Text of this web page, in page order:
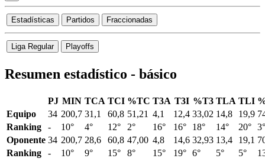
Estadísticas Partidos Fraccionadas
Liga Regular Playoffs
Resumen estadístico - básico
PJ MIN TCA TCI %TC T3A T3I %T3 TLA TLI
Equipo
34 200,7 31,1 60,8 51,21 4,1 12,4 33,02 14,8 19,9
Ranking
- 10° 4° 12° 2° 16° 16° 18° 14° 20° 3°
Oponente 34 200,7 28,6 60,8 47,00 4,8 14,6 32,93 13,4 19,1
Ranking
- 10° 9° 15° 8° 15° 19° 6° 5° 5°